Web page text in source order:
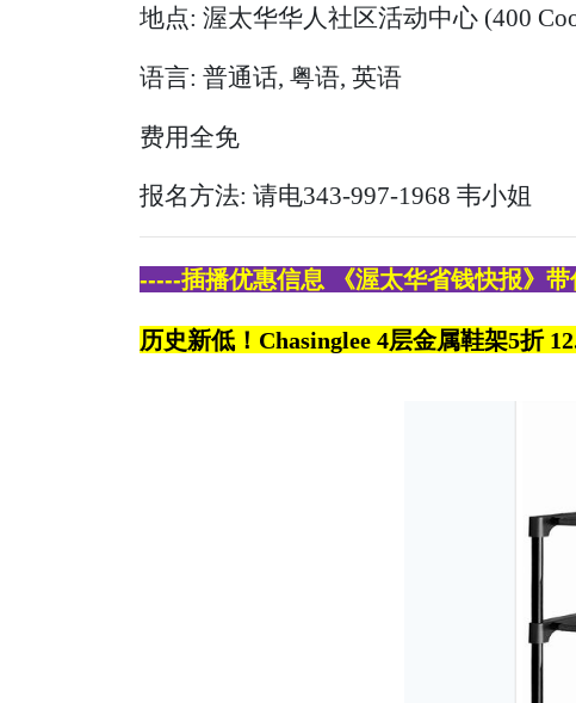
地点: 渥太华华人社区活动中心 (400
语言: 普通话, 粤语, 英语
费用全免
报名方法: 请电343-997-1968 韦小姐
-----插播优惠信息 《渥太华省钱快报》
历史新低！Chasinglee 4层金属鞋架5折